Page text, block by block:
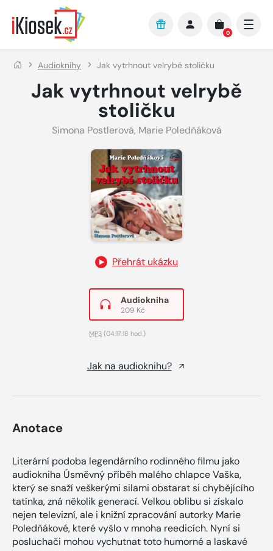
Přejít na hlavní obsah
0
Audioknihy Jak vytrhnout velrybě stoličku
Jak vytrhnout velrybě
stoličku
Simona Postlerová, Marie Poledňáková
Přehrát ukázku
Audiokniha
209 Kč
MP3 (04:17:18 hod.)
Jak na audioknihu?
Anotace
Literární podoba legendárního rodinného filmu jako
audiokniha Úsměvný příběh malého chlapce Vaška,
který se snaží veškerými silami obstarat si chybějícího
tatínka, zná několik generací. Velkou oblibu si získalo
nejen televizní, ale i knižní zpracování autorky Marie
Poledňákové, které vyšlo v mnoha reedicích. Nyní si
posluchači mohou vychutnat toto humorné a laskavé